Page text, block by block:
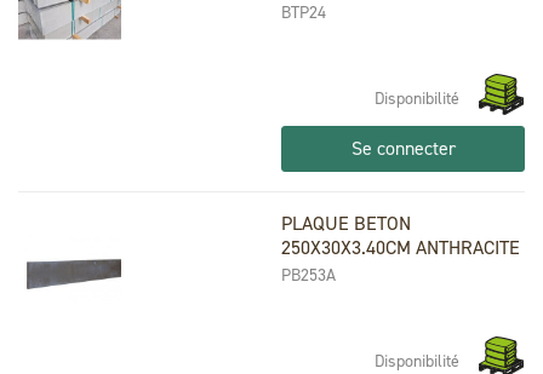
BTP24
Disponibilité
Se connecter
PLAQUE BETON
250X30X3.40CM ANTHRACITE
PB253A
Disponibilité